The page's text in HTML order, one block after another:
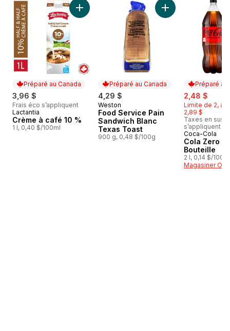
Préparé au Canada
3,96 $
Frais éco s’appliquent
Préparé au Canada
Lactantia
Crème à café 10 %
1 l, 0,40 $/100ml
Ajouter Crème à café 10 % au panier
Préparé au Canada
4,29 $
Préparé au Canada
Weston
Food Service Pain
Sandwich Blanc
Texas Toast
900 g, 0,48 $/100g
Ajouter Food
Préparé au
sale:
2,48 $
Limite de 2,
2,89 $
Taxes en sus,
s’appliquent
Préparé au
Coca-Cola
Cola Zero
Bouteille
2 l, 0,14 $/
Magasiner